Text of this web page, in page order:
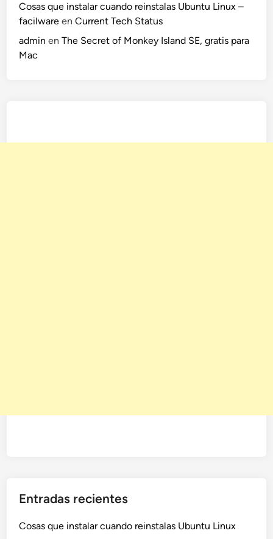
Cosas que instalar cuando reinstalas Ubuntu Linux –
facilware enCurrent Tech Status
admin enThe Secret of Monkey Island SE, gratis para
Mac
Entradas recientes
Cosas que instalar cuando reinstalas Ubuntu Linux